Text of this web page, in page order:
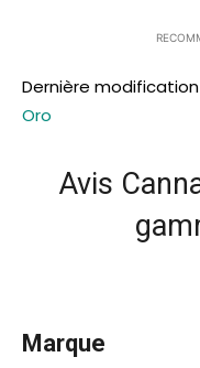
Dernière
Oro
Avis
Marque